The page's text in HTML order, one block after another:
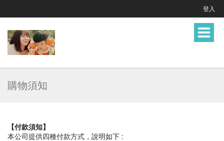
登入
Toggle
購物須知
【付款須知】
本公司提供四種付款方式，說明如下 :